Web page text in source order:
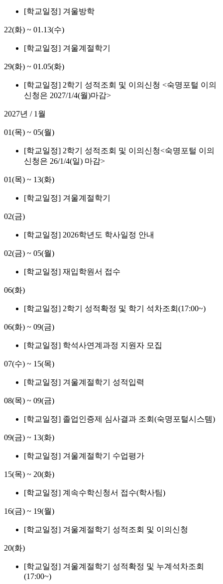
[학교일정] 겨울방학
22(화) ~ 01.13(수)
[학교일정] 겨울계절학기
29(화) ~ 01.05(화)
[학교일정] 2학기 성적조회 및 이의신청 <숙명포털 이의
신청은 2027/1/4(월)마감>
2027년 / 1월
01(목) ~ 05(월)
[학교일정] 2학기 성적조회 및 이의신청<숙명포털 이의
신청은 26/1/4(일) 마감>
01(목) ~ 13(화)
[학교일정] 겨울계절학기
02(금)
[학교일정] 2026학년도 학사일정 안내
02(금) ~ 05(월)
[학교일정] 재입학원서 접수
06(화)
[학교일정] 2학기 성적확정 및 학기 석차조회(17:00~)
06(화) ~ 09(금)
[학교일정] 학석사연계과정 지원자 모집
07(수) ~ 15(목)
[학교일정] 겨울계절학기 성적입력
08(목) ~ 09(금)
[학교일정] 졸업인증제 심사결과 조회(숙명포털시스템)
09(금) ~ 13(화)
[학교일정] 겨울계절학기 수업평가
15(목) ~ 20(화)
[학교일정] 계속수학신청서 접수(학사팀)
16(금) ~ 19(월)
[학교일정] 겨울계절학기 성적조회 및 이의신청
20(화)
[학교일정] 겨울계절학기 성적확정 및 누계석차조회
(17:00~)